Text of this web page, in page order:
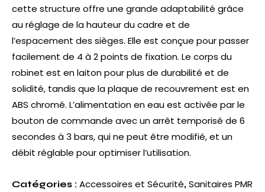
cette structure offre une grande adaptabilité grâce
au réglage de la hauteur du cadre et de
l’espacement des sièges. Elle est conçue pour passer
facilement de 4 à 2 points de fixation. Le corps du
robinet est en laiton pour plus de durabilité et de
solidité, tandis que la plaque de recouvrement est en
ABS chromé. L’alimentation en eau est activée par le
bouton de commande avec un arrêt temporisé de 6
secondes à 3 bars, qui ne peut être modifié, et un
débit réglable pour optimiser l’utilisation.
Catégories : Accessoires et Sécurité, Sanitaires PMR